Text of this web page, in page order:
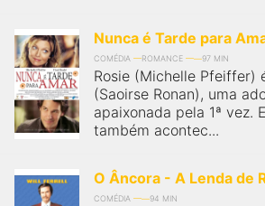
Nunca é Tarde para
COMÉDIA ROMANCE 97 MIN
Rosie (Michelle Pfeiffer)
(Saoirse Ronan), uma
apaixonada pela 1ª vez.
também acontec...
O Âncora - A Lenda de
COMÉDIA 94 MIN